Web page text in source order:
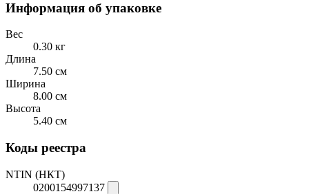
Информация об упаковке
Вес
0.30 кг
Длина
7.50 см
Ширина
8.00 см
Высота
5.40 см
Коды реестра
NTIN (НКТ)
0200154997137